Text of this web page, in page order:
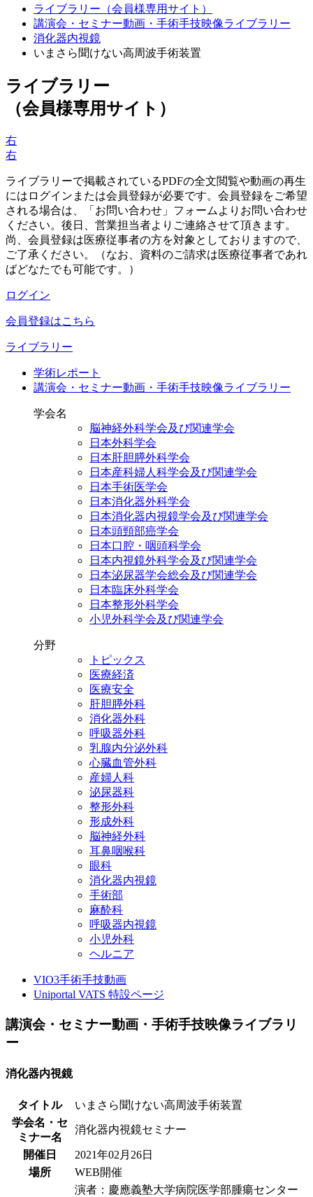
ライブラリー（会員様専用サイト）
講演会・セミナー動画・手術手技映像ライブラリー
消化器内視鏡
いまさら聞けない高周波手術装置
ライブラリー
（会員様専用サイト）
右
右
ライブラリーで掲載されているPDFの全文閲覧や動画の再生
にはログインまたは会員登録が必要です。会員登録をご希望
される場合は、「お問い合わせ」フォームよりお問い合わせ
ください。後日、営業担当者よりご連絡させて頂きます。
尚、会員登録は医療従事者の方を対象としておりますので、
ご了承ください。（なお、資料のご請求は医療従事者であれ
ばどなたでも可能です。）
ログイン
会員登録はこちら
ライブラリー
学術レポート
講演会・セミナー動画・手術手技映像ライブラリー
学会名
脳神経外科学会及び関連学会
日本外科学会
日本肝胆膵外科学会
日本産科婦人科学会及び関連学会
日本手術医学会
日本消化器外科学会
日本消化器内視鏡学会及び関連学会
日本頭頸部癌学会
日本口腔・咽頭科学会
日本内視鏡外科学会及び関連学会
日本泌尿器学会総会及び関連学会
日本臨床外科学会
日本整形外科学会
小児外科学会及び関連学会
分野
トピックス
医療経済
医療安全
肝胆膵外科
消化器外科
呼吸器外科
乳腺内分泌外科
心臓血管外科
産婦人科
泌尿器科
整形外科
形成外科
脳神経外科
耳鼻咽喉科
眼科
消化器内視鏡
手術部
麻酔科
呼吸器内視鏡
小児外科
ヘルニア
VIO3手術手技動画
Uniportal VATS 特設ページ
講演会・セミナー動画・手術手技映像ライブラリ
ー
消化器内視鏡
タイトル
いまさら聞けない高周波手術装置
学会名・セ
ミナー名
消化器内視鏡セミナー
開催日
2021年02月26日
場所
WEB開催
演者：慶應義塾大学病院医学部腫瘍センター